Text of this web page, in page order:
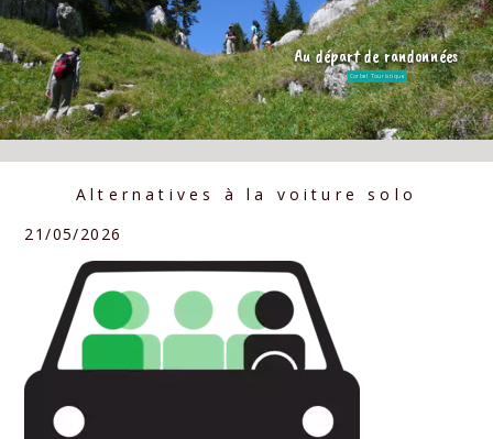
Au départ de randonnées
Corbel Touristique
Alternatives à la voiture solo
21/05/2026